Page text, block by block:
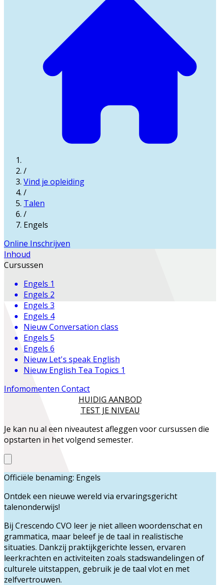
/
Vind je opleiding
/
Talen
/
Engels
Online Inschrijven
Inhoud
Cursussen
Engels 1
Engels 2
Engels 3
Engels 4
NieuwConversation class
Engels 5
Engels 6
Nieuw Let's speak English
Nieuw English Tea Topics 1
Infomomenten Contact
HUIDIG AANBOD
TEST JE NIVEAU
Je kan nu al een niveautest afleggen voor cursussen die
opstarten in het volgend semester.
Officiële benaming: Engels
Ontdek een nieuwe wereld via ervaringsgericht
talenonderwijs!
Bij Crescendo CVO leer je niet alleen woordenschat en
grammatica, maar beleef je de taal in realistische
situaties. Dankzij praktijkgerichte lessen, ervaren
leerkrachten en activiteiten zoals stadswandelingen of
culturele uitstappen, gebruik je de taal vlot en met
zelfvertrouwen.